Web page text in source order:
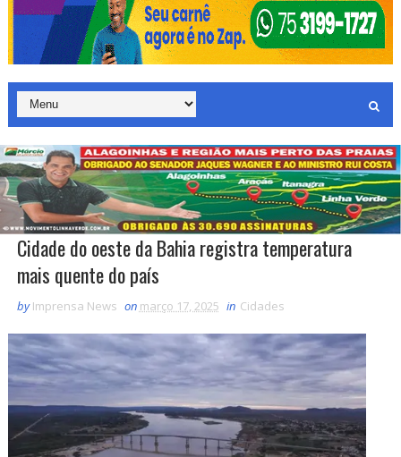
Cidade do oeste da Bahia registra temperatura
mais quente do país
by Imprensa News on março 17, 2025 in Cidades